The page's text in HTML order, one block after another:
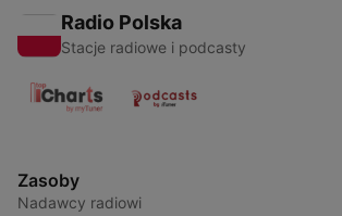
Radio Polska
Stacje radiowe i podcasty
Zasoby
Nadawcy radiowi